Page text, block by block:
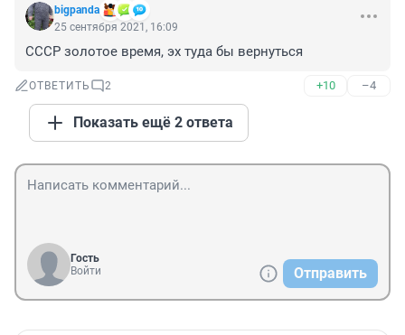
bigpanda
25 сентября 2021, 16:09
СССР золотое время, эх туда бы вернуться
ОТВЕТИТЬ 2 +10 –4
Показать ещё 2 ответа
Гость
Войти
Отправить